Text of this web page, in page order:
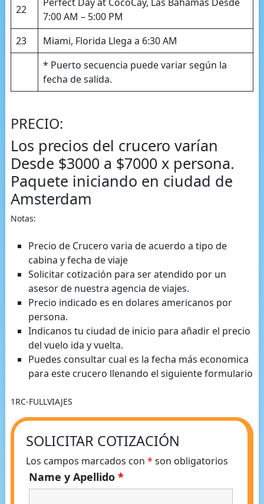
22
7:00 AM – 5:00 PM
23
Miami, Florida Llega a 6:30 AM
* Puerto secuencia puede variar según la
fecha de salida.
PRECIO:
Los precios del crucero varían
Desde $3000 a $7000 x persona.
Paquete iniciando en ciudad de
Amsterdam
Notas:
Precio de Crucero varia de acuerdo a tipo de
cabina y fecha de viaje
Solicitar cotización para ser atendido por un
asesor de nuestra agencia de viajes.
Precio indicado es en dolares americanos por
persona.
Indicanos tu ciudad de inicio para añadir el precio
del vuelo ida y vuelta.
Puedes consultar cual es la fecha más economica
para este crucero llenando el siguiente formulario
1RC-FULLVIAJES
SOLICITAR COTIZACIÓN
Los campos marcados con * son obligatorios
Name y Apellido *